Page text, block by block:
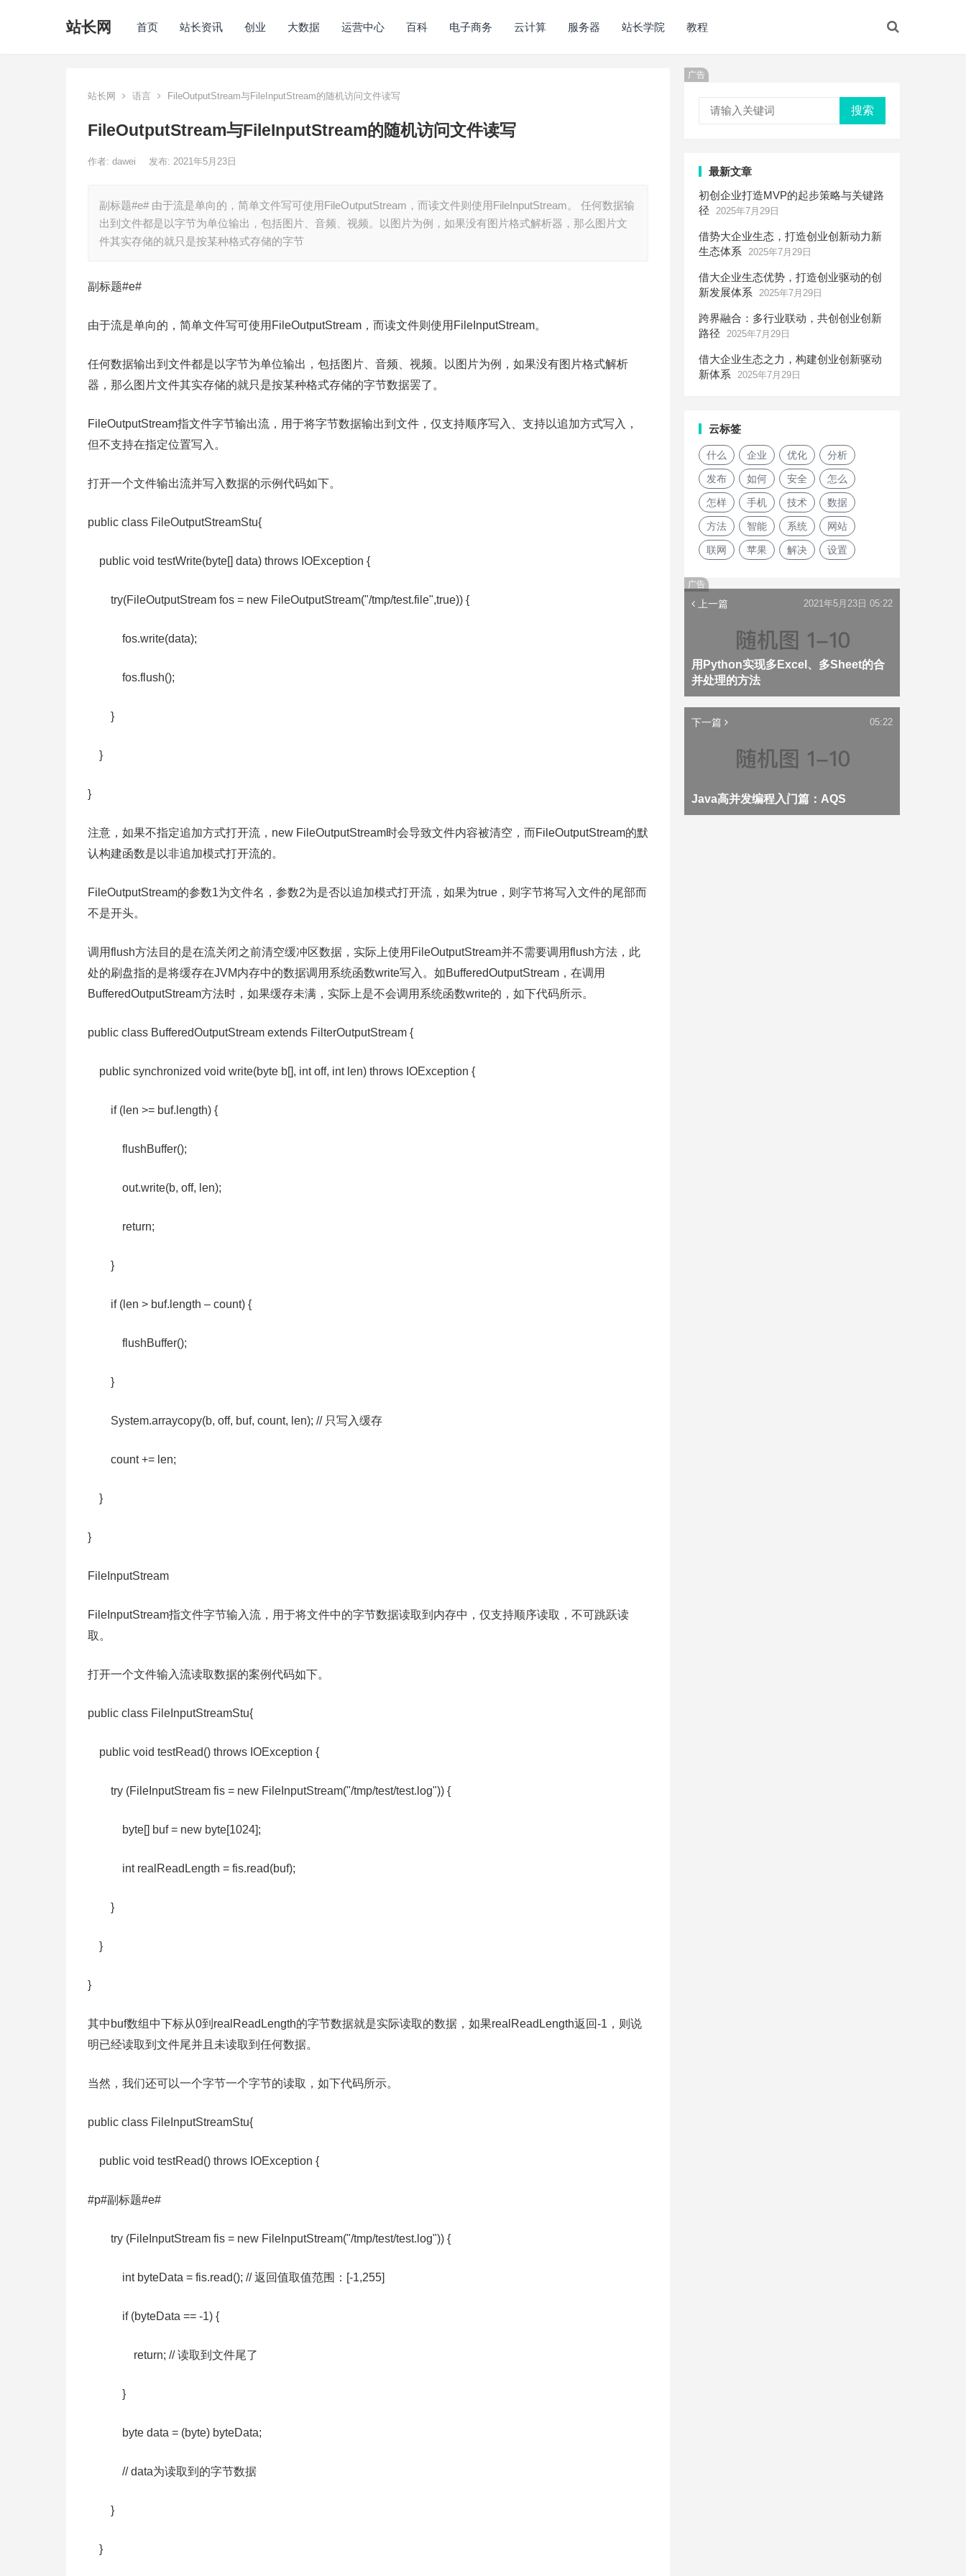
站长网 首页 站长资讯 创业 大数据 运营中心 百科 电子商务 云计算 服务器 站长学院 教程
站长网 语言 FileOutputStream与FileInputStream的随机访问文件读写
FileOutputStream与FileInputStream的随机访问文件读写
作者: dawei 发布: 2021年5月23日
副标题#e# 由于流是单向的，简单文件写可使用FileOutputStream，而读文件则使用FileInputStream。 任何数据输
出到文件都是以字节为单位输出，包括图片、音频、视频。以图片为例，如果没有图片格式解析器，那么图片文
件其实存储的就只是按某种格式存储的字节
副标题#e#
由于流是单向的，简单文件写可使用FileOutputStream，而读文件则使用FileInputStream。
任何数据输出到文件都是以字节为单位输出，包括图片、音频、视频。以图片为例，如果没有图片格式解析
器，那么图片文件其实存储的就只是按某种格式存储的字节数据罢了。
FileOutputStream指文件字节输出流，用于将字节数据输出到文件，仅支持顺序写入、支持以追加方式写入，
但不支持在指定位置写入。
打开一个文件输出流并写入数据的示例代码如下。
public class FileOutputStreamStu{
public void testWrite(byte[] data) throws IOException {
try(FileOutputStream fos = new FileOutputStream("/tmp/test.file",true)) {
fos.write(data);
fos.flush();
}
}
}
注意，如果不指定追加方式打开流，new FileOutputStream时会导致文件内容被清空，而FileOutputStream的默
认构建函数是以非追加模式打开流的。
FileOutputStream的参数1为文件名，参数2为是否以追加模式打开流，如果为true，则字节将写入文件的尾部而
不是开头。
调用flush方法目的是在流关闭之前清空缓冲区数据，实际上使用FileOutputStream并不需要调用flush方法，此
处的刷盘指的是将缓存在JVM内存中的数据调用系统函数write写入。如BufferedOutputStream，在调用
BufferedOutputStream方法时，如果缓存未满，实际上是不会调用系统函数write的，如下代码所示。
public class BufferedOutputStream extends FilterOutputStream {
public synchronized void write(byte b[], int off, int len) throws IOException {
if (len >= buf.length) {
flushBuffer();
out.write(b, off, len);
return;
}
if (len > buf.length – count) {
flushBuffer();
}
System.arraycopy(b, off, buf, count, len); // 只写入缓存
count += len;
}
}
FileInputStream
FileInputStream指文件字节输入流，用于将文件中的字节数据读取到内存中，仅支持顺序读取，不可跳跃读
取。
打开一个文件输入流读取数据的案例代码如下。
public class FileInputStreamStu{
public void testRead() throws IOException {
try (FileInputStream fis = new FileInputStream("/tmp/test/test.log")) {
byte[] buf = new byte[1024];
int realReadLength = fis.read(buf);
}
}
}
其中buf数组中下标从0到realReadLength的字节数据就是实际读取的数据，如果realReadLength返回-1，则说
明已经读取到文件尾并且未读取到任何数据。
当然，我们还可以一个字节一个字节的读取，如下代码所示。
public class FileInputStreamStu{
public void testRead() throws IOException {
#p#副标题#e#
try (FileInputStream fis = new FileInputStream("/tmp/test/test.log")) {
int byteData = fis.read(); // 返回值取值范围：[-1,255]
if (byteData == -1) {
return; // 读取到文件尾了
}
byte data = (byte) byteData;
// data为读取到的字节数据
}
}
广告
搜索
最新文章
初创企业打造MVP的起步策略与关键路
径
2025年7月29日
借势大企业生态，打造创业创新动力新
生态体系
2025年7月29日
借大企业生态优势，打造创业驱动的创
新发展体系
2025年7月29日
跨界融合：多行业联动，共创创业创新
路径
2025年7月29日
借大企业生态之力，构建创业创新驱动
新体系
2025年7月29日
云标签
什么 企业 优化 分析
发布 如何 安全 怎么
怎样 手机 技术 数据
方法 智能 系统 网站
联网 苹果 解决 设置
广告
上一篇
用Python实现多Excel、多Sheet的合
并处理的方法
2021年5月23日 05:22
下一篇
Java高并发编程入门篇：AQS
05:22